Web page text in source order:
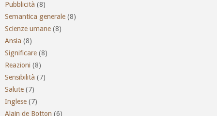
Pubblicità (8)
Semantica generale (8)
Scienze umane (8)
Ansia (8)
Significare (8)
Reazioni (8)
Sensibilità (7)
Salute (7)
Inglese (7)
Alain de Botton (6)